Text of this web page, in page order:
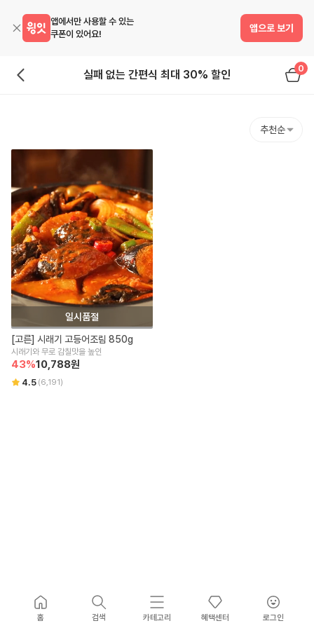
앱에서만 사용할 수 있는
쿠폰이 있어요!
앱으로 보기
실패 없는 간편식 최대 30% 할인 0
추천순
일시품절
[고른] 시래기 고등어조림 850g
시래기와 무로 감칠맛을 높인
43%10,788원
4.5 (6,191)
홈 검색 카테고리 혜택센터 로그인